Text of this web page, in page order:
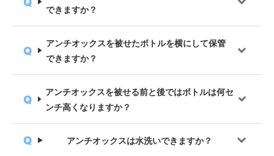
できますか？
アンチオックスを被せたボトルを横にして保管
できますか？
アンチオックスを被せる前と後ではボトルは何セ
ンチ高くなりますか？
アンチオックスは水洗いできますか？